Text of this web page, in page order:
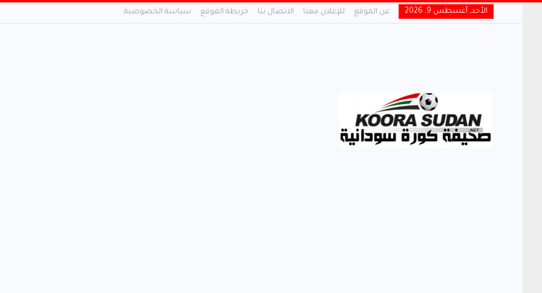
الأحد, أغسطس 9, 2026 عن الموقع للإعلان معنا الاتصال بنا خريطة الموقع سياسة الخصوصية